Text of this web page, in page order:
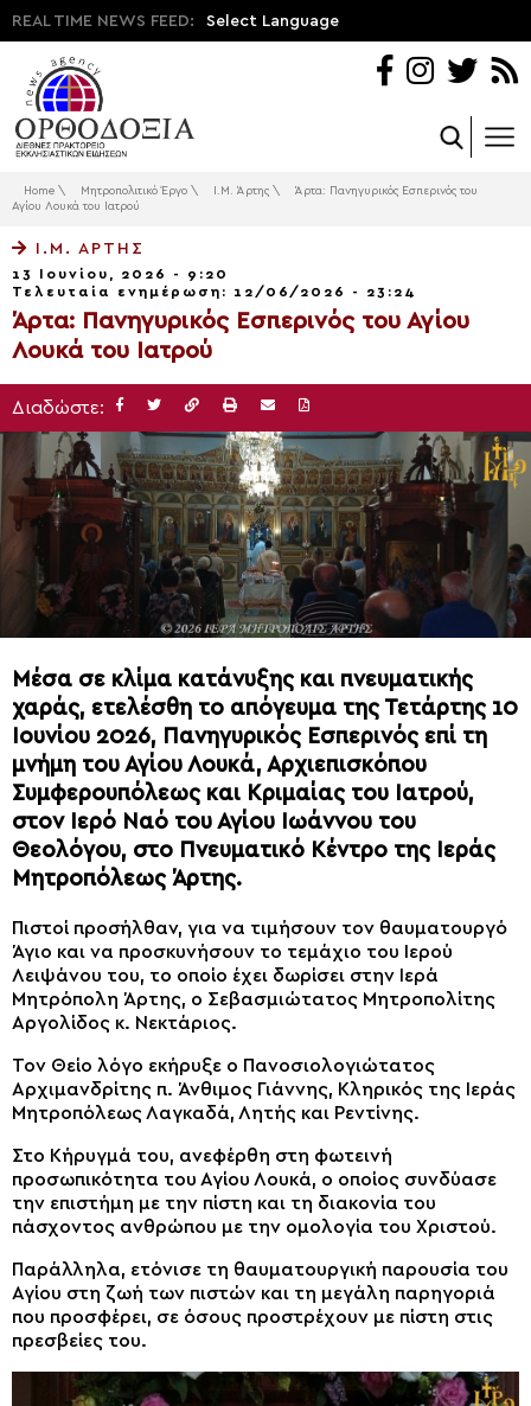
REAL TIME NEWS FEED: Select Language
Home \ Μητροπολιτικό Έργο \ Ι.Μ. Άρτης \
Άρτα: Πανηγυρικός Εσπερινός του
Αγίου Λουκά του Ιατρού
Ι.Μ. ΆΡΤΗΣ
13 Ιουνίου, 2026 - 9:20
Τελευταία ενημέρωση: 12/06/2026 - 23:24
Άρτα: Πανηγυρικός Εσπερινός του Αγίου
Λουκά του Ιατρού
Διαδώστε:
Μέσα σε κλίμα κατάνυξης και πνευματικής
χαράς, ετελέσθη το απόγευμα της Τετάρτης 10
Ιουνίου 2026, Πανηγυρικός Εσπερινός επί τη
μνήμη του Αγίου Λουκά, Αρχιεπισκόπου
Συμφερουπόλεως και Κριμαίας του Ιατρού,
στον Ιερό Ναό του Αγίου Ιωάννου του
Θεολόγου, στο Πνευματικό Κέντρο της Ιεράς
Μητροπόλεως Άρτης.
Πιστοί προσήλθαν, για να τιμήσουν τον θαυματουργό
Άγιο και να προσκυνήσουν το τεμάχιο του Ιερού
Λειψάνου του, το οποίο έχει δωρίσει στην Ιερά
Μητρόπολη Άρτης, ο Σεβασμιώτατος Μητροπολίτης
Αργολίδος κ. Νεκτάριος.
Τον Θείο λόγο εκήρυξε ο Πανοσιολογιώτατος
Αρχιμανδρίτης π. Άνθιμος Γιάννης, Κληρικός της Ιεράς
Μητροπόλεως Λαγκαδά, Λητής και Ρεντίνης.
Στο Κήρυγμά του, ανεφέρθη στη φωτεινή
προσωπικότητα του Αγίου Λουκά, ο οποίος συνδύασε
την επιστήμη με την πίστη και τη διακονία του
πάσχοντος ανθρώπου με την ομολογία του Χριστού.
Παράλληλα, ετόνισε τη θαυματουργική παρουσία του
Αγίου στη ζωή των πιστών και τη μεγάλη παρηγοριά
που προσφέρει, σε όσους προστρέχουν με πίστη στις
πρεσβείες του.